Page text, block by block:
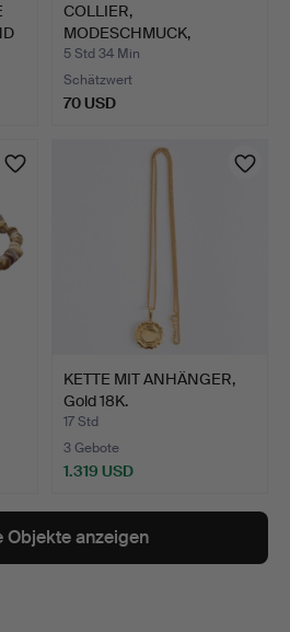
COLLIER,
MODESCHMUCK,
AFRIKANISCHER ETHNO-
…
5 Std 34 Min
Schätzwert
70 USD
KETTE MIT ANHÄNGER,
Gold 18K.
17 Std
3 Gebote
1.319 USD
Objekte anzeigen